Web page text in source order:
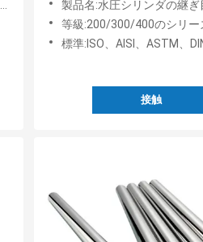
製品名:水圧シリンダの継ぎ目が無い砥石
等級:200/300/400のシリー
標準:ISO、AISI、ASTM、
接触